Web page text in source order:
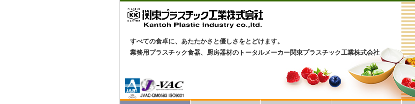
すべての食卓に、あたたかさと優しさをとどけます。
業務用プラスチック食器、厨房器材のトータルメーカー関東プラスチック工業株式会社